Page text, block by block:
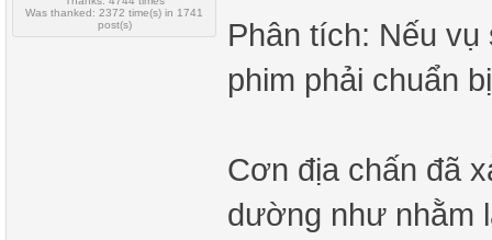
Was thanked: 2372 time(s) in 1741
post(s)
Phân tích: Nếu
phim phải chuẩn
Cơn địa chấn đã
dường như nhằm